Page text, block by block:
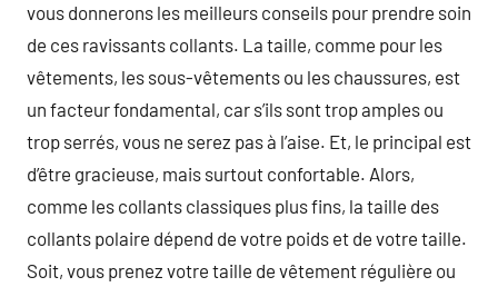
vous donnerons les meilleurs conseils pour prendre soin
de ces ravissants collants. La taille, comme pour les
vêtements, les sous-vêtements ou les chaussures, est
un facteur fondamental, car s’ils sont trop amples ou
trop serrés, vous ne serez pas à l’aise. Et, le principal est
d’être gracieuse, mais surtout confortable. Alors,
comme les collants classiques plus fins, la taille des
collants polaire dépend de votre poids et de votre taille.
Soit, vous prenez votre taille de vêtement régulière ou